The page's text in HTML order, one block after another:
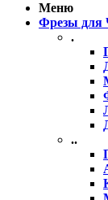
Меню
Фрезы
.
..